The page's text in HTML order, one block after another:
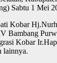
Sabtu 1 Mei
Kobar
Bambang
Kobar
lainnya.